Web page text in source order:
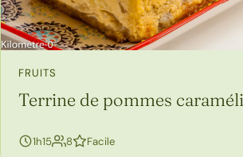
FRUITS
Terrine de pommes
1h15 8personnes
Facile